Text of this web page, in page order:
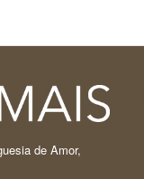
de Amor,